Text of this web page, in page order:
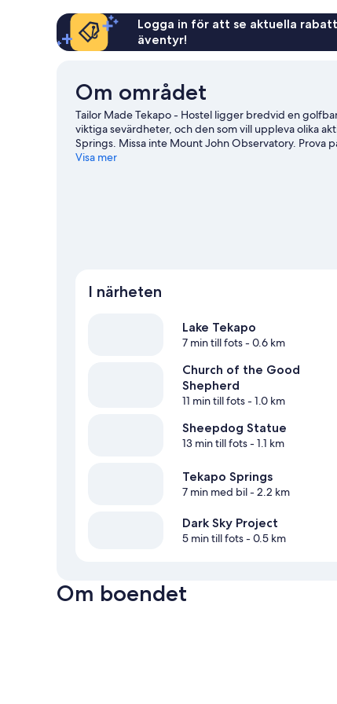
Logga in för att se aktuella
äventyr!
Om området
Tailor Made Tekapo - Hostel ligger bredvid en
viktiga sevärdheter, och den som vill uppleva olika
Springs. Missa inte Mount John Observatory. Prova
testa kälkåkning och snowtubing.
Visa mer
I närheten
Lake Tekapo
7 min till fots- 0.6 km
Church of the Good
Shepherd
11 min till fots- 1.0 km
Sheepdog Statue
13 min till fots- 1.1 km
Tekapo Springs
7 min med bil- 2.2 km
Dark Sky Project
5 min till fots- 0.5 km
Om boendet